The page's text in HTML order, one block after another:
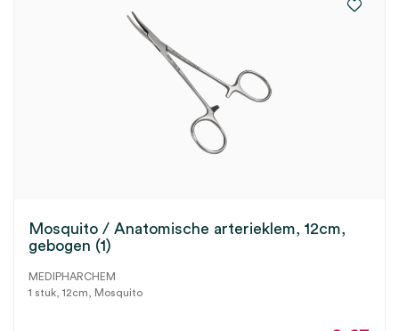
Mosquito / Anatomische arterieklem, 12cm,
gebogen (1)
MEDIPHARCHEM
1 stuk, 12cm, Mosquito